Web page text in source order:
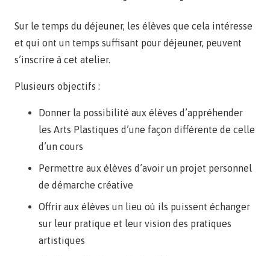
Sur le temps du déjeuner, les élèves que cela intéresse
et qui ont un temps suffisant pour déjeuner, peuvent
s’inscrire à cet atelier.
Plusieurs objectifs :
Donner la possibilité aux élèves d’appréhender
les Arts Plastiques d’une façon différente de celle
d’un cours
Permettre aux élèves d’avoir un projet personnel
de démarche créative
Offrir aux élèves un lieu où ils puissent échanger
sur leur pratique et leur vision des pratiques
artistiques